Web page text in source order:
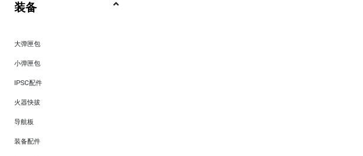
装备
大弹匣包
小弹匣包
IPSC配件
火器快拔
导航板
装备配件